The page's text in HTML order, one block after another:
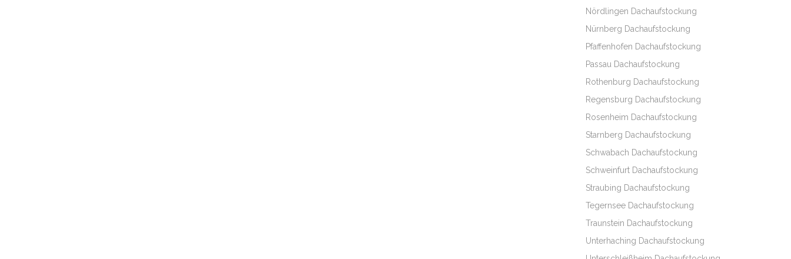
Nördlingen Dachaufstockung
Nürnberg Dachaufstockung
Pfaffenhofen Dachaufstockung
Passau Dachaufstockung
Rothenburg Dachaufstockung
Regensburg Dachaufstockung
Rosenheim Dachaufstockung
Starnberg Dachaufstockung
Schwabach Dachaufstockung
Schweinfurt Dachaufstockung
Straubing Dachaufstockung
Tegernsee Dachaufstockung
Traunstein Dachaufstockung
Unterhaching Dachaufstockung